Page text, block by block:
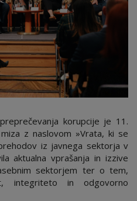
korupcije je 11.
z naslovom »Vrata, ki se
iz javnega sektorja v
aktualna vprašanja in izzive
sektorjem ter o tem,
integriteto in odgovorno